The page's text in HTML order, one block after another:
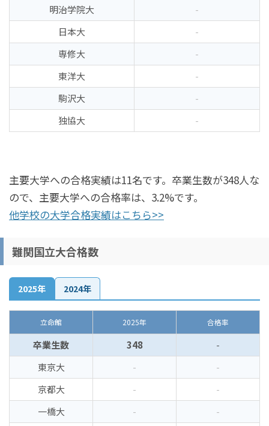
明治学院大
-
日本大
-
専修大
-
東洋大
-
駒沢大
-
独協大
-
主要大学への合格実績は11名です。卒業生数が348人な
ので、主要大学への合格率は、3.2%です。
他学校の大学合格実績はこちら>>
難関国立大合格数
2025年 2024年
立命館 2025年 合格率
卒業生数 348
-
東京大
-
-
京都大
-
-
一橋大
-
-